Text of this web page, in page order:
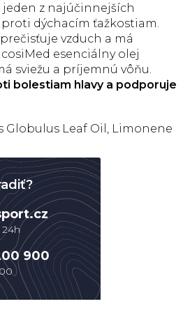
jeden z najúčinnejších
dýchacím ťažkostiam.
vzduch a má
esenciálny olej
sviežu a príjemnú vôňu.
bolestiam hlavy a podporuje
Globulus Leaf Oil, Limonene
900